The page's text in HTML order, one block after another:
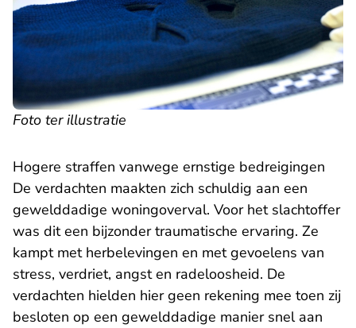
Foto ter illustratie
Hogere straffen vanwege ernstige bedreigingen
De verdachten maakten zich schuldig aan een
gewelddadige woningoverval. Voor het slachtoffer
was dit een bijzonder traumatische ervaring. Ze
kampt met herbelevingen en met gevoelens van
stress, verdriet, angst en radeloosheid. De
verdachten hielden hier geen rekening mee toen zij
besloten op een gewelddadige manier snel aan